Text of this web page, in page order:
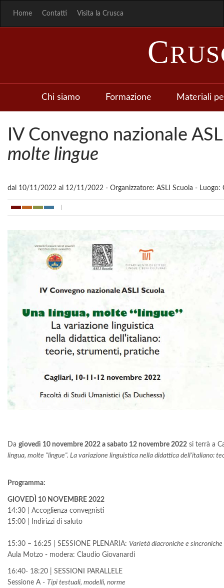
Home Contatti Visita la Crusca
C
Chi siamo Formazione Materiali
IV Convegno nazionale
molte lingue
dal 10/11/2022 al 12/11/2022 - Organizzatore: ASLI Scuola - Luogo:
Da giovedì 10 novembre 2022 a sabato 12 novembre 2022 si terrà a
lingua, molte "lingue". La variazione linguistica nella didattica dell'italiano:
Programma:
GIOVEDÌ 10 NOVEMBRE 2022
14:30 | Accoglienza convegnisti
15:00 | Indirizzi di saluto
15:30 – 16:25 | SESSIONE PLENARIA: Varietà diacroniche e sincroniche
Aula Motzo - modera: Claudio Giovanardi
16:40- 18:20 | SESSIONI PARALLELE
Sessione A - Tipi testuali, modelli, norme